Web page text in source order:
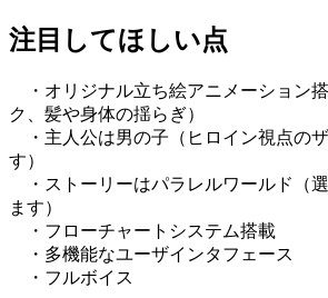
注目してほしい点
・オリジナル立ち絵アニメーション
ク、髪や身体の揺らぎ）
・主人公は男の子（ヒロイン視点の
す）
・ストーリーはパラレルワールド（
ます）
・フローチャートシステム搭載
・多機能なユーザインタフェース
・フルボイス